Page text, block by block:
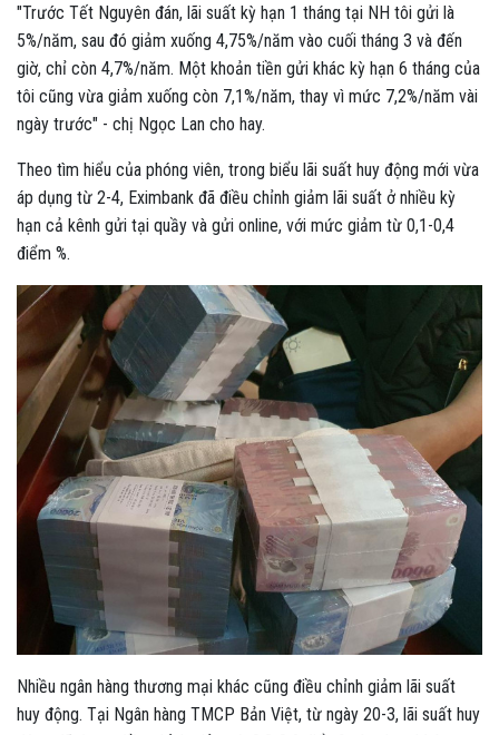
"Trước Tết Nguyên đán, lãi suất kỳ hạn 1 tháng tại NH tôi gửi là
5%/năm, sau đó giảm xuống 4,75%/năm vào cuối tháng 3 và đến
giờ, chỉ còn 4,7%/năm. Một khoản tiền gửi khác kỳ hạn 6 tháng của
tôi cũng vừa giảm xuống còn 7,1%/năm, thay vì mức 7,2%/năm vài
ngày trước" - chị Ngọc Lan cho hay.
Theo tìm hiểu của phóng viên, trong biểu lãi suất huy động mới vừa
áp dụng từ 2-4, Eximbank đã điều chỉnh giảm lãi suất ở nhiều kỳ
hạn cả kênh gửi tại quầy và gửi online, với mức giảm từ 0,1-0,4
điểm %.
Nhiều ngân hàng thương mại khác cũng điều chỉnh giảm lãi suất
huy động. Tại Ngân hàng TMCP Bản Việt, từ ngày 20-3, lãi suất huy